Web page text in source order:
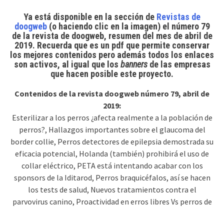
Ya está disponible en la sección de Revistas de
doogweb(o haciendoclic en la imagen) el número 79
de la revista de doogweb, resumen del mes de abril de
2019. Recuerda que es un pdf que permite conservar
los mejores contenidos pero además todos los enlaces
son activos, al igual que los banners de las empresas
que hacen posible este proyecto.
Contenidos de la revista doogweb número 79, abril de
2019:
Esterilizar a los perros ¿afecta realmente a la población de
perros?, Hallazgos importantes sobre el glaucoma del
border collie, Perros detectores de epilepsia demostrada su
eficacia potencial, Holanda (también) prohibirá el uso de
collar eléctrico, PETA está intentando acabar con los
sponsors de la Iditarod, Perros braquicéfalos, así se hacen
los tests de salud, Nuevos tratamientos contra el
parvovirus canino, Proactividad en erros libres Vs perros de